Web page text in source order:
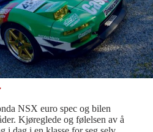
NSX euro spec og bilen
Kjøreglede og følelsen av å